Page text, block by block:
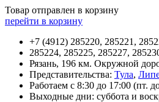
Товар отправлен в корзину
перейти в корзину
+7 (4912) 285220, 285221,
285224, 285225, 285227,
Рязань, 196 км. Окружной
Представительства: Тула,
Работаем с 8:30 до 17:00 (пт.
Выходные дни: суббота и